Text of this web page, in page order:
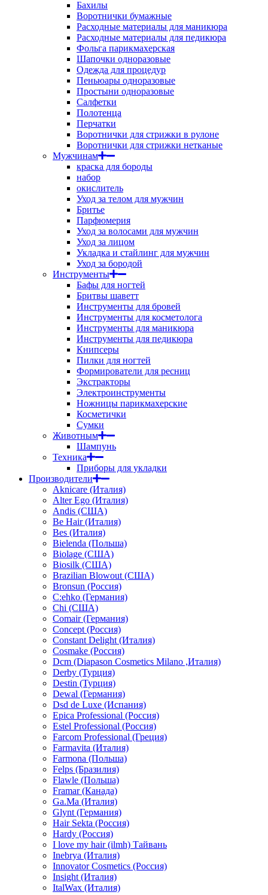
Бахилы
Воротнички бумажные
Расходные материалы для маникюра
Расходные материалы для педикюра
Фольга парикмахерская
Шапочки одноразовые
Одежда для процедур
Пеньюары одноразовые
Простыни одноразовые
Салфетки
Полотенца
Перчатки
Воротнички для стрижки в рулоне
Воротнички для стрижки нетканые
Мужчинам
краска для бороды
набор
окислитель
Уход за телом для мужчин
Бритье
Парфюмерия
Уход за волосами для мужчин
Уход за лицом
Укладка и стайлинг для мужчин
Уход за бородой
Инструменты
Бафы для ногтей
Бритвы шаветт
Инструменты для бровей
Инструменты для косметолога
Инструменты для маникюра
Инструменты для педикюра
Книпсеры
Пилки для ногтей
Формирователи для ресниц
Экстракторы
Электроинструменты
Ножницы парикмахерские
Косметички
Сумки
Животным
Шампунь
Техника
Приборы для укладки
Производители
Aknicare (Италия)
Alter Ego (Италия)
Andis (США)
Be Hair (Италия)
Bes (Италия)
Bielenda (Польша)
Biolage (США)
Biosilk (США)
Brazilian Blowout (США)
Bronsun (Россия)
C:ehko (Германия)
Chi (США)
Comair (Германия)
Concept (Россия)
Constant Delight (Италия)
Cosmake (Россия)
Dcm (Diapason Cosmetics Milano ,Италия)
Derby (Турция)
Destin (Турция)
Dewal (Германия)
Dsd de Luxe (Испания)
Epica Professional (Россия)
Estel Professional (Россия)
Farcom Professional (Греция)
Farmavita (Италия)
Farmona (Польша)
Felps (Бразилия)
Flawle (Польша)
Framar (Канада)
Ga.Ma (Италия)
Glynt (Германия)
Hair Sekta (Россия)
Hardy (Россия)
I love my hair (ilmh) Тайвань
Inebrya (Италия)
Innovator Cosmetics (Россия)
Insight (Италия)
ItalWax (Италия)